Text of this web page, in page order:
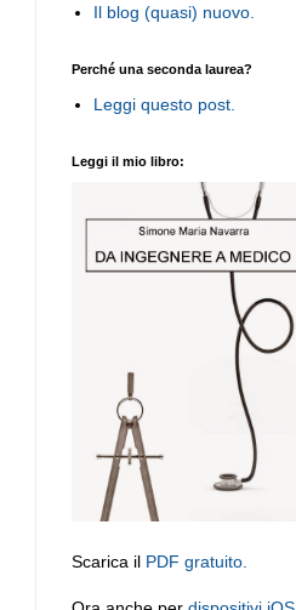
Il blog (quasi) nuovo.
Perché una seconda laurea?
Leggi questo post.
Leggi il mio libro:
Scarica il PDF gratuito.